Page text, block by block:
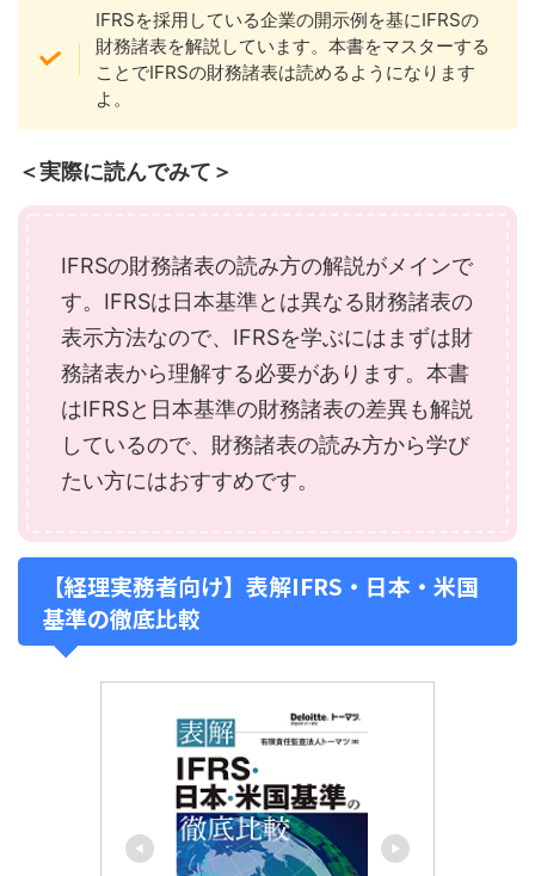
IFRSを採用している企業の開示例を基にIFRSの
財務諸表を解説しています。本書をマスターする
ことでIFRSの財務諸表は読めるようになります
よ。
＜実際に読んでみて＞
IFRSの財務諸表の読み方の解説がメインで
す。IFRSは日本基準とは異なる財務諸表の
表示方法なので、IFRSを学ぶにはまずは財
務諸表から理解する必要があります。本書
はIFRSと日本基準の財務諸表の差異も解説
しているので、財務諸表の読み方から学び
たい方にはおすすめです。
【経理実務者向け】表解IFRS・日本・米国
基準の徹底比較